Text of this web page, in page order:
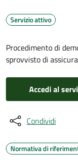
Servizio attivo
Procedimento di
sprovvisto di
Accedi al
Condividi
Normativa di